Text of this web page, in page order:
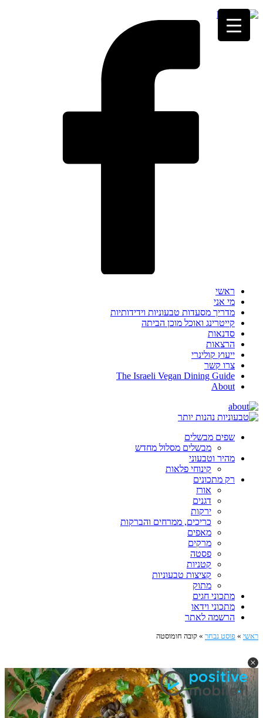
ראשי
מי אני
מדריך מסעדות טבעוניות וידידותיות
קייטרינג ואוכל מוכן הביתה
סדנאות
הרצאות
ייעוץ קולינרי
צרו קשר
The Israeli Vegan Dining Guide
About
שפים מבשלים
מבשלים מסלול מחדש
מהיר וטבעוני
קינוחי פלאות
רק מתכונים
אורז
דגנים
ירקות
כריכים, ממרחים והברקות
מאפים
מרקים
פסטה
קטניות
קציצות טבעוניות
מתוק
מתכוני חגים
מתכוני וידאו
הרשמה לאתר
ראשי » פוסט נבחר » קובה חומוסטה